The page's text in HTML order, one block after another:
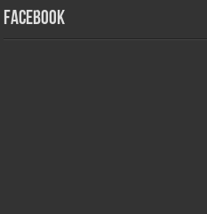
FACEBOOK